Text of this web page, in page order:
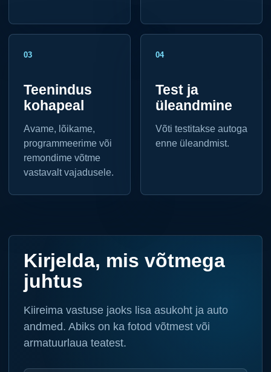
03
Teenindus
kohapeal
Avame, lõikame,
programmeerime või
remondime võtme
vastavalt vajadusele.
04
Test ja
üleandmine
Võti testitakse autoga
enne üleandmist.
Kirjelda, mis võtmega
juhtus
Kiireima vastuse jaoks lisa asukoht ja auto
andmed. Abiks on ka fotod võtmest või
armatuurlaua teatest.